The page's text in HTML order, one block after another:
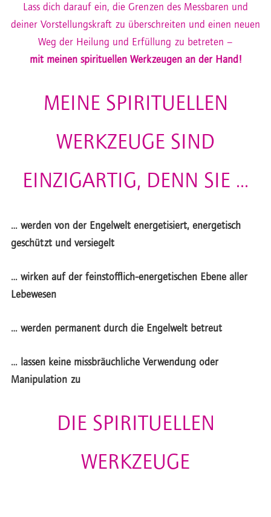
Lass dich darauf ein, die Grenzen des Messbaren und
deiner Vorstellungskraft zu überschreiten und einen neuen
Weg der Heilung und Erfüllung zu betreten –
mit meinen spirituellen Werkzeugen an der Hand!
MEINE SPIRITUELLEN
WERKZEUGE SIND
EINZIGARTIG, DENN SIE …
… werden von der Engelwelt energetisiert, energetisch
geschützt und versiegelt
… wirken auf der feinstofflich-energetischen Ebene aller
Lebewesen
… werden permanent durch die Engelwelt betreut
… lassen keine missbräuchliche Verwendung oder
Manipulation zu
DIE SPIRITUELLEN
WERKZEUGE